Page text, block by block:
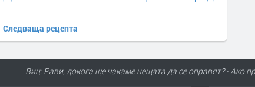
Следваща рецепта
Виц: Рави, докога ще чакаме нещата да се оправят? - Ако